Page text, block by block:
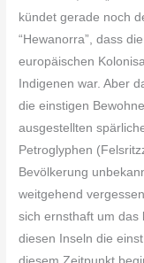
kündet gerade noch
“Hewanorra”, dass
europäischen
Indigenen war. Aber
die einstigen
ausgestellten
Petroglyphen
Bevölkerung
weitgehend
sich ernsthaft um das
diesen Inseln die